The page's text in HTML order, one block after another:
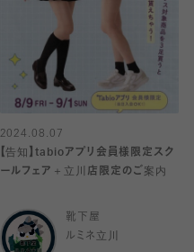
2024.08.07
【告知】tabioアプリ会員様限定スク
ールフェア＋立川店限定のご案内
靴下屋
ルミネ立川